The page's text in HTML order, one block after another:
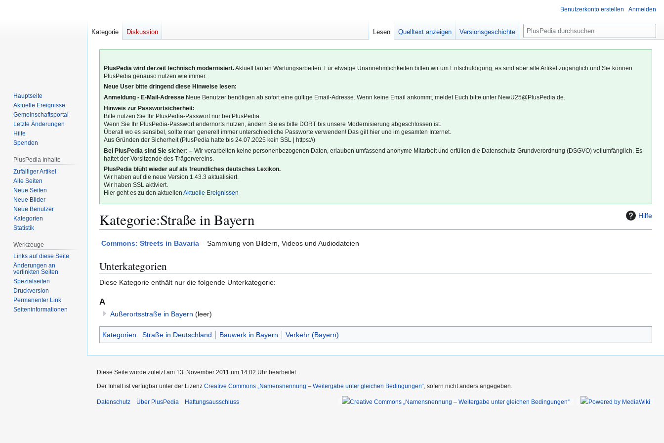
PlusPedia wird derzeit technisch modernisiert.Aktuell laufen Wartungsarbeiten. Für etwaige Unannehmlichkeiten bitten wir um Entschuldigung; es sind aber alle Artikel zugänglich und Sie können
PlusPedia genauso nutzen wie immer.
Neue User bitte dringend diese Hinweise lesen:
Anmeldung - E-Mail-Adresse Neue Benutzer benötigen ab sofort eine gültige Email-Adresse. Wenn keine Email ankommt, meldet Euch bitte unter NewU25@PlusPedia.de.
Hinweis zur Passwortsicherheit:
Bitte nutzen Sie Ihr PlusPedia-Passwort nur bei PlusPedia.
Wenn Sie Ihr PlusPedia-Passwort andernorts nutzen, ändern Sie es bitte DORT bis unsere Modernisierung abgeschlossen ist.
Überall wo es sensibel, sollte man generell immer unterschiedliche Passworte verwenden! Das gilt hier und im gesamten Internet.
Aus Gründen der Sicherheit (PlusPedia hatte bis 24.07.2025 kein SSL | https://)
Bei PlusPedia sind Sie sicher: – Wir verarbeiten keine personenbezogenen Daten, erlauben umfassend anonyme Mitarbeit und erfüllen die Datenschutz-Grundverordnung (DSGVO) vollumfänglich. Es
haftet der Vorsitzende des Trägervereins.
PlusPedia blüht wieder auf als freundliches deutsches Lexikon.
Wir haben auf die neue Version 1.43.3 aktualisiert.
Wir haben SSL aktiviert.
Hier geht es zu den aktuellenAktuelle Ereignissen
Hilfe
Kategorie:Straße in Bayern
Zur
springen
Zur
springen
Commons: Streets in Bavaria – Sammlung von Bildern, Videos und Audiodateien
Unterkategorien
Diese Kategorie enthält nur die folgende Unterkategorie:
A
Außerortsstraße in Bayern (leer)
Kategorien: Straße in Deutschland Bauwerk in Bayern Verkehr (Bayern)
Benutzerkonto erstellen Anmelden
Kategorie Diskussion Lesen Quelltext anzeigen Versionsgeschichte
S
u
c
e
Hauptseite
Aktuelle Ereignisse
Gemeinschafts­portal
Letzte Änderungen
Hilfe
Spenden
PlusPedia Inhalte
Zufälliger Artikel
Alle Seiten
Neue Seiten
Neue Bilder
Neue Benutzer
Kategorien
Statistik
Werkzeuge
Links auf diese Seite
Änderungen an
verlinkten Seiten
Spezialseiten
Druckversion
Permanenter Link
Seiten­­informationen
Diese Seite wurde zuletzt am 13. November 2011 um 14:02 Uhr bearbeitet.
Der Inhalt ist verfügbar unter der Lizenz Creative Commons „Namensnennung – Weitergabe unter gleichen Bedingungen“ , sofern nicht anders angegeben.
Datenschutz Über PlusPedia Haftungsausschluss